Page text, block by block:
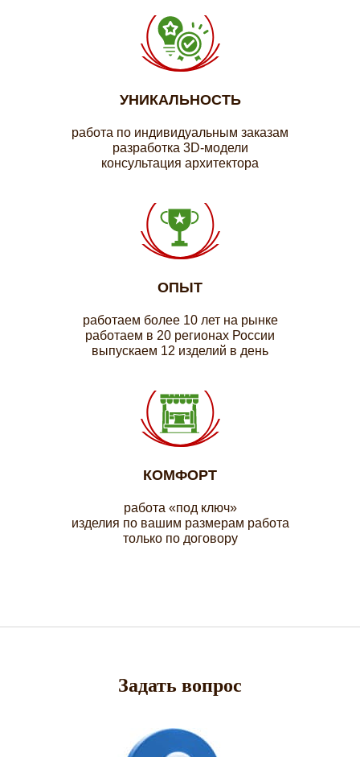
УНИКАЛЬНОСТЬ
работа по индивидуальным заказам
разработка 3D-модели
консультация архитектора
ОПЫТ
работаем более 10 лет на рынке
работаем в 20 регионах России
выпускаем 12 изделий в день
КОМФОРТ
работа «под ключ»
изделия по вашим размерам работа
только по договору
Задать вопрос